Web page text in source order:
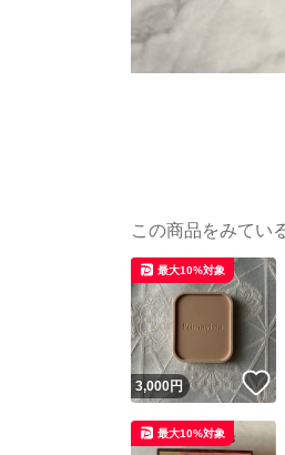
この商品をみてい
3,000円
最大10%対象
最大10%対象